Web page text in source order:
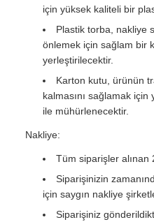
için yüksek kaliteli bir
Plastik torba, nakliye
önlemek için sağlam bir
yerleştirilecektir.
Karton kutu, ürünün
kalmasını sağlamak için
ile mühürlenecektir.
Nakliye:
Tüm siparişler alınan
Siparişinizin
için saygın nakliye
Siparişiniz